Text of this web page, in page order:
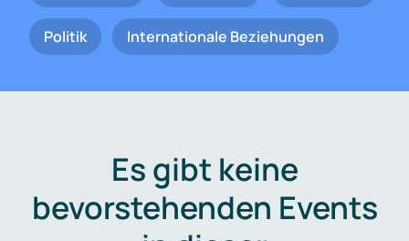
Politik Internationale Beziehungen
Es gibt keine
bevorstehenden Events